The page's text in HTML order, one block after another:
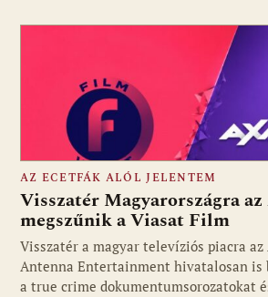
Fotó: media1.hu
AZ ECETFÁK ALÓL JELENTEM
Visszatér Magyarországra
megszűnik a Viasat Film
Visszatér a magyar televíziós piacra az
Antenna Entertainment hivatalosan is
a true crime dokumentumsorozatokat